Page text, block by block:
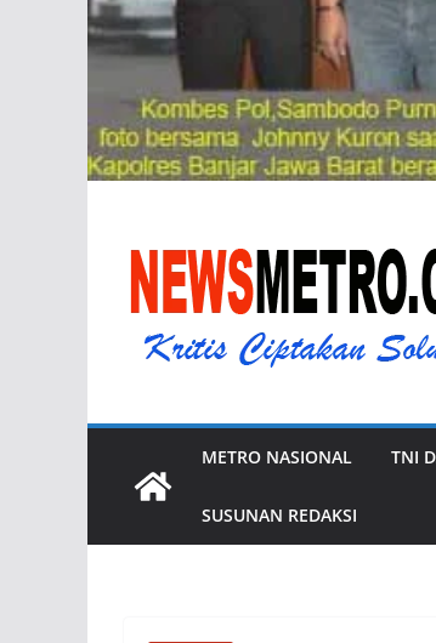
METRO NASIONAL TNI
SUSUNAN REDAKSI